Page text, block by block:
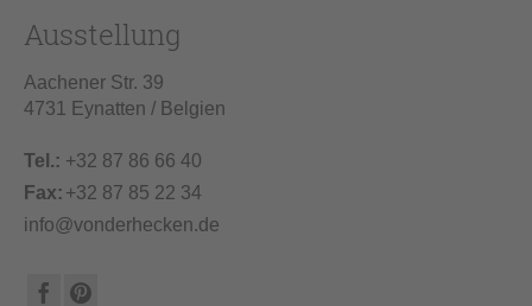
Ausstellung
Aachener Str. 39
4731 Eynatten / Belgien
Tel.: +32 87 86 66 40
Fax: +32 87 85 22 34
info@vonderhecken.de